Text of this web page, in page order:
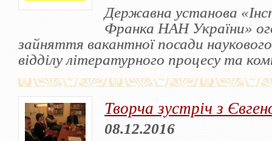
Державна установа
Франка НАН України»
зайняття вакантної посади
відділу літературного процесу та
Творча зустріч з
08.12.2016